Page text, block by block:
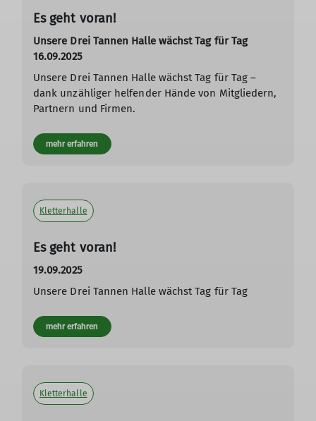
mehr erfahren
Es geht voran!
Unsere Drei Tannen Halle wächst Tag für Tag
16.09.2025
Unsere Drei Tannen Halle wächst Tag für Tag –
dank unzähliger helfender Hände von Mitgliedern,
Partnern und Firmen.
mehr erfahren
Kletterhalle
Es geht voran!
19.09.2025
Unsere Drei Tannen Halle wächst Tag für Tag
mehr erfahren
Kletterhalle